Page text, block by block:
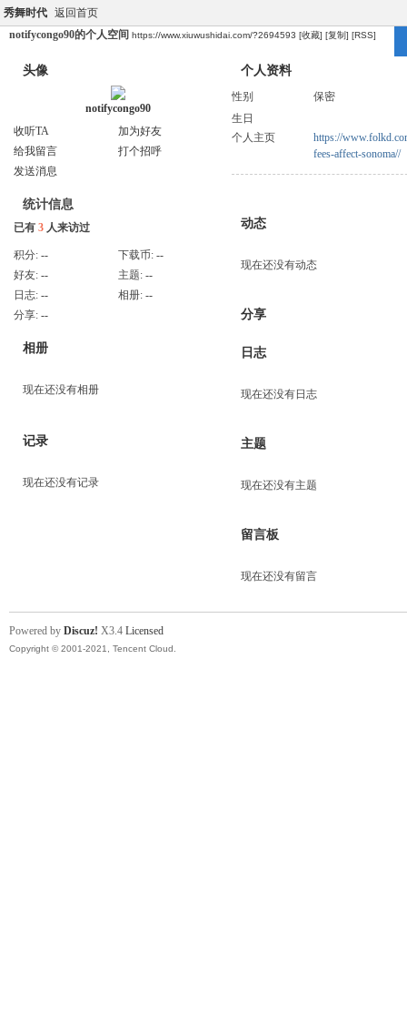
秀舞时代 返回首页
notifycongo90的个人空间 https://www.xiuwushidai.com/?2694593 [收藏] [复制] [RSS]
头像
notifycongo90
收听TA
加为好友
给我留言
打个招呼
发送消息
统计信息
已有 3 人来访过
积分: -- 下载币: --
好友: -- 主题: --
日志: -- 相册: --
分享: --
相册
现在还没有相册
记录
现在还没有记录
个人资料
性别
保密
生日
个人主页
https://
fees-affect-sonoma//
动态
现在还没有动态
分享
日志
现在还没有日志
主题
现在还没有主题
留言板
现在还没有留言
Powered by Discuz! X3.4 Licensed
Copyright © 2001-2021, Tencent Cloud.